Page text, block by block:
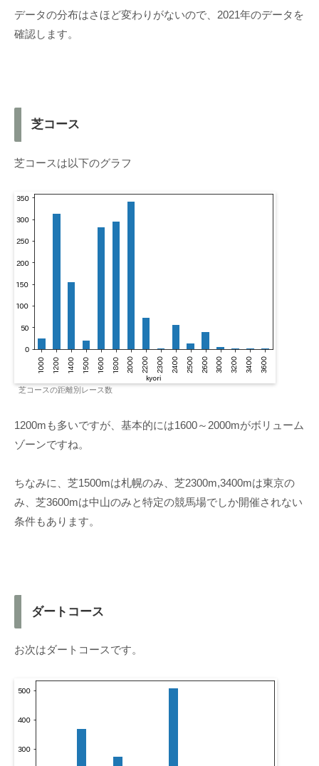
データの分布はさほど変わりがないので、2021年のデータを
確認します。
芝コース
芝コースは以下のグラフ
芝コースの距離別レース数
1200mも多いですが、基本的には1600～2000mがボリューム
ゾーンですね。
ちなみに、芝1500mは札幌のみ、芝2300m,3400mは東京の
み、芝3600mは中山のみと特定の競馬場でしか開催されない
条件もあります。
ダートコース
お次はダートコースです。